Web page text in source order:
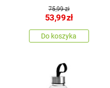
75,99 zł
53,99zł
Do koszyka